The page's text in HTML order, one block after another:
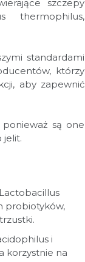
szczepy
thermophilus,
standardami
którzy
aby zapewnić
są one
jelit.
probiotyków,
i
korzystnie na